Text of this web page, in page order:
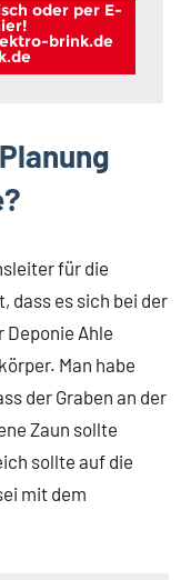
oder per E-
brink.de
für die
dass es sich bei der
Ahle
Man habe
der Graben an der
Zaun sollte
sollte auf die
mit dem